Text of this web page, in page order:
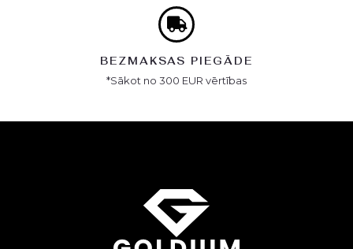
BEZMAKSAS PIEGĀDE
*Sākot no 300 EUR vērtības